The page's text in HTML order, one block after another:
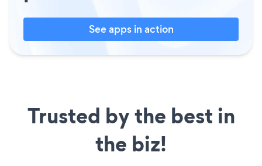
See apps in action
Trusted by the best in
the biz!